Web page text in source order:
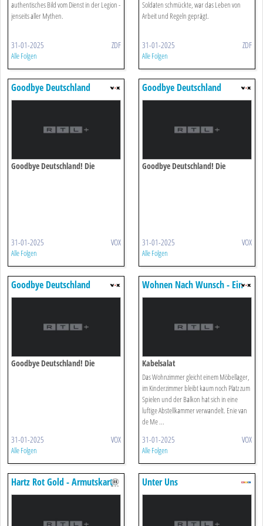
authentisches Bild vom Dienst in der Legion -
jenseits aller Mythen.
31-01-2025 ZDF
Alle Folgen
Soldaten schmückte, war das Leben von
Arbeit und Regeln geprägt.
31-01-2025 ZDF
Alle Folgen
Goodbye Deutschland
Goodbye Deutschland! Die
31-01-2025 VOX
Alle Folgen
Goodbye Deutschland
Goodbye Deutschland! Die
31-01-2025 VOX
Alle Folgen
Goodbye Deutschland
Goodbye Deutschland! Die
31-01-2025 VOX
Alle Folgen
Wohnen Nach Wunsch - Ein
Duo Für Vier Wände
Kabelsalat
Das Wohnzimmer gleicht einem Möbellager,
im Kinderzimmer bleibt kaum noch Platz zum
Spielen und der Balkon hat sich in eine
luftige Abstellkammer verwandelt. Enie van
de Me ...
31-01-2025 VOX
Alle Folgen
Hartz Rot Gold - Armutskarte
Deutschland
Unter Uns